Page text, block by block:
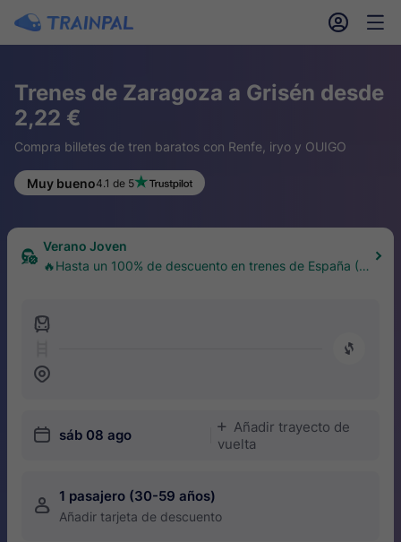
󱎓 󱒨
Trenes de Zaragoza a Grisén desde
2,22 €
Compra billetes de tren baratos con Renfe, iryo y OUIGO
Muy bueno4.1 de 5
Verano Joven
🔥Hasta un 100% de descuento en trenes de España (1
󱍉
󰿠
󱒣
󱎗 sáb 08 ago
󱅇
Añadir trayecto de
vuelta
󱍂 1 pasajero (30-59 años)
Añadir tarjeta de descuento